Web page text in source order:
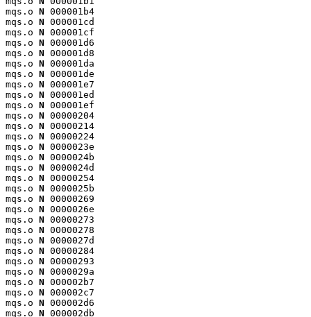
mqs.o N 000001b4
mqs.o N 000001cd
mqs.o N 000001cf
mqs.o N 000001d6
mqs.o N 000001d8
mqs.o N 000001da
mqs.o N 000001de
mqs.o N 000001e7
mqs.o N 000001ed
mqs.o N 000001ef
mqs.o N 00000204
mqs.o N 00000214
mqs.o N 00000224
mqs.o N 0000023e
mqs.o N 0000024b
mqs.o N 0000024d
mqs.o N 00000254
mqs.o N 0000025b
mqs.o N 00000269
mqs.o N 0000026e
mqs.o N 00000273
mqs.o N 00000278
mqs.o N 0000027d
mqs.o N 00000284
mqs.o N 00000293
mqs.o N 0000029a
mqs.o N 000002b7
mqs.o N 000002c7
mqs.o N 000002d6
mqs.o N 000002db